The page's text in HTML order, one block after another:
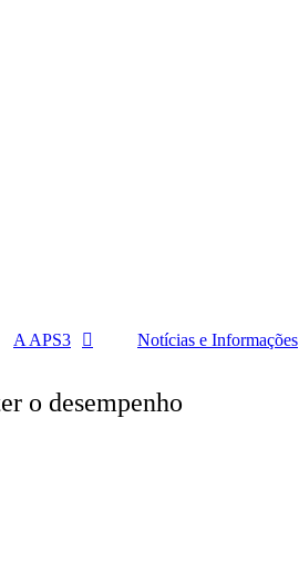
A APS3 Notícias e Informações
o desempenho